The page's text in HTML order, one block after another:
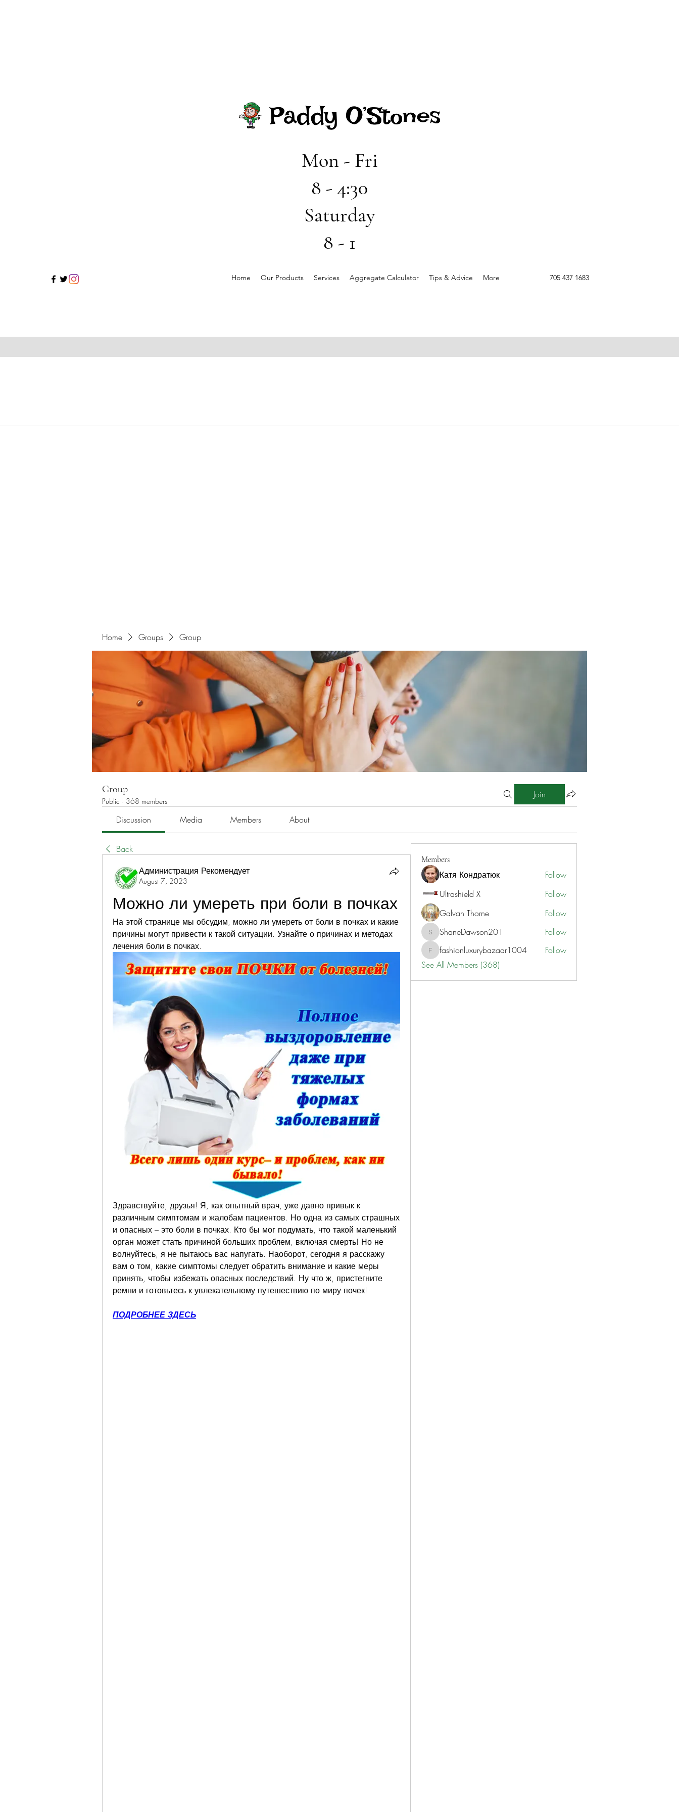
Mon - Fri
8 - 4:30
Saturday
8 - 1
Home Our Products Services Aggregate Calculator Tips & Advice More 705 437 1683
Home Groups Group
Group
Public · 368 members
Join
Discussion Media Members About
Back
Администрация Рекомендует
August 7, 2023
Можно ли умереть при боли в почках
На этой странице мы обсудим, можно ли умереть от боли в почках и какие
причины могут привести к такой ситуации. Узнайте о причинах и методах
лечения боли в почках.
Здравствуйте, друзья! Я, как опытный врач, уже давно привык к
различным симптомам и жалобам пациентов. Но одна из самых страшных
и опасных – это боли в почках. Кто бы мог подумать, что такой маленький
орган может стать причиной больших проблем, включая смерть! Но не
волнуйтесь, я не пытаюсь вас напугать. Наоборот, сегодня я расскажу
вам о том, какие симптомы следует обратить внимание и какие меры
принять, чтобы избежать опасных последствий. Ну что ж, пристегните
ремни и готовьтесь к увлекательному путешествию по миру почек!
ПОДРОБНЕЕ ЗДЕСЬ
Members
Катя Кондратюк
Follow
Ultrashield X
Follow
Galvan Thorne
Follow
ShaneDawson201
ShaneDawson201 Follow
fashionluxurybazaar1004
fashionluxurybazaar1004
Follow
See All Members (368)